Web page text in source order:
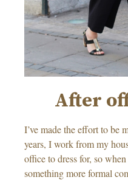
After
I’ve made the effort to be
years, I work from my
office to dress for, so
something more formal